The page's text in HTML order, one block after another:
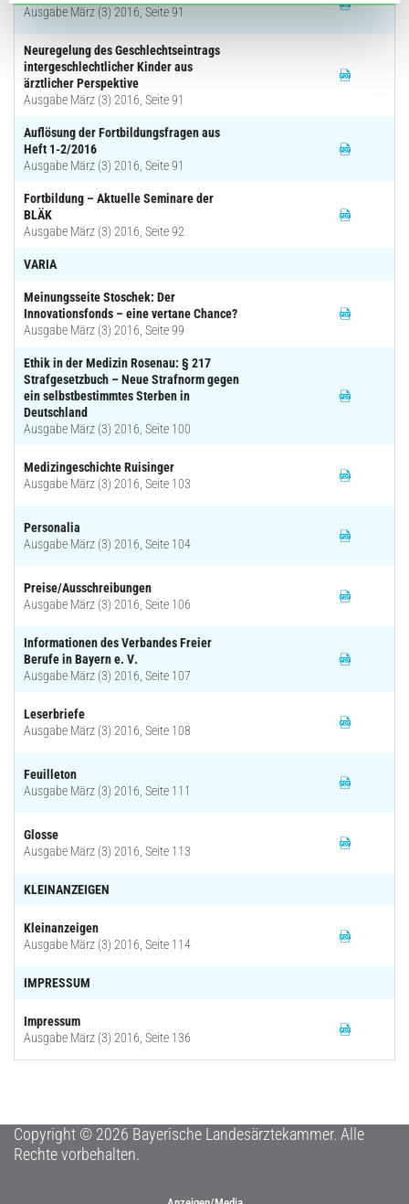
Ausgabe März (3) 2016, Seite 91
Neuregelung des Geschlechtseintrags
intergeschlechtlicher Kinder aus
ärztlicher Perspektive
Ausgabe März (3) 2016, Seite 91
Auflösung der Fortbildungsfragen aus
Heft 1-2/2016
Ausgabe März (3) 2016, Seite 91
Fortbildung – Aktuelle Seminare der
BLÄK
Ausgabe März (3) 2016, Seite 92
VARIA
Meinungsseite Stoschek: Der
Innovationsfonds – eine vertane Chance?
Ausgabe März (3) 2016, Seite 99
Ethik in der Medizin Rosenau: § 217
Strafgesetzbuch – Neue Strafnorm gegen
ein selbstbestimmtes Sterben in
Deutschland
Ausgabe März (3) 2016, Seite 100
Medizingeschichte Ruisinger
Ausgabe März (3) 2016, Seite 103
Personalia
Ausgabe März (3) 2016, Seite 104
Preise/Ausschreibungen
Ausgabe März (3) 2016, Seite 106
Informationen des Verbandes Freier
Berufe in Bayern e. V.
Ausgabe März (3) 2016, Seite 107
Leserbriefe
Ausgabe März (3) 2016, Seite 108
Feuilleton
Ausgabe März (3) 2016, Seite 111
Glosse
Ausgabe März (3) 2016, Seite 113
KLEINANZEIGEN
Kleinanzeigen
Ausgabe März (3) 2016, Seite 114
IMPRESSUM
Impressum
Ausgabe März (3) 2016, Seite 136
Copyright © 2026 Bayerische Landesärztekammer. Alle
Rechte vorbehalten.